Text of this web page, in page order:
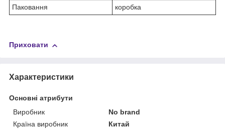
Паковання
коробка
Приховати
Характеристики
Основні атрибути
Виробник
No brand
Країна виробник
Китай